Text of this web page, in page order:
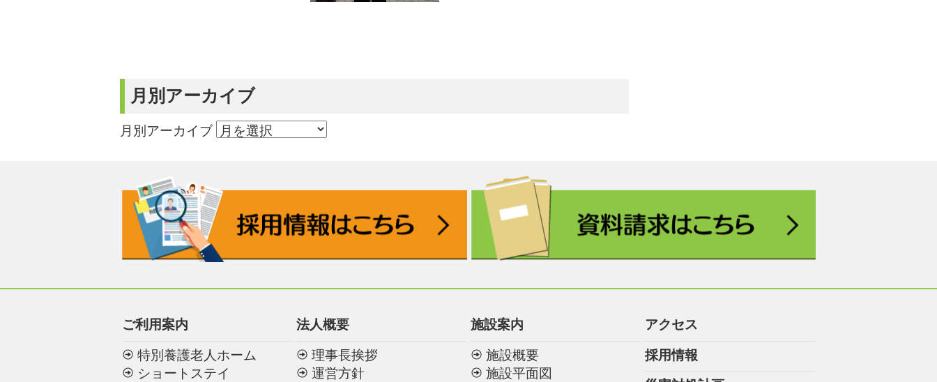
月別アーカイブ
月別アーカイブ
ご利用案内
特別養護老人ホーム
ショートステイ
法人概要
理事長挨拶
運営方針
施設案内
施設概要
施設平面図
アクセス
採用情報